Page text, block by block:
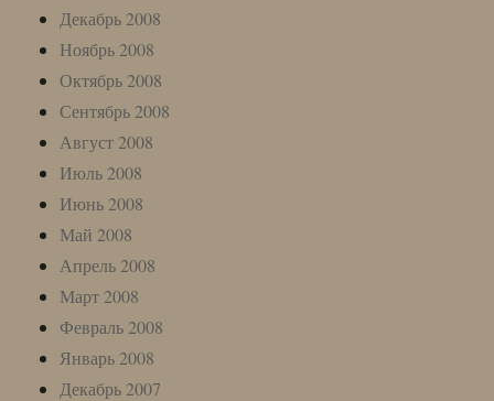
Декабрь 2008
Ноябрь 2008
Октябрь 2008
Сентябрь 2008
Август 2008
Июль 2008
Июнь 2008
Май 2008
Апрель 2008
Март 2008
Февраль 2008
Январь 2008
Декабрь 2007